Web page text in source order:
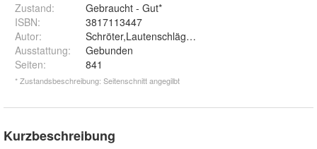
Zustand:
Gebraucht - Gut*
ISBN:
3817113447
Autor:
Schröter,Lautenschläger, Bibrack
Ausstattung:
Gebunden
Seiten: 841
* Zustandsbeschreibung: Seitenschnitt angegilbt
Kurzbeschreibung